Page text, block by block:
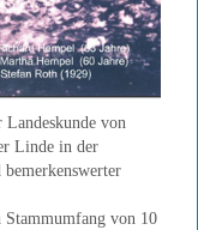
von
Linde in der
von 10